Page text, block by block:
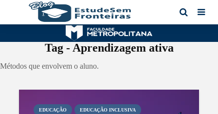
Tag - Aprendizagem ativa
Métodos que envolvem o aluno.
EDUCAÇÃO EDUCAÇÃO INCLUSIVA